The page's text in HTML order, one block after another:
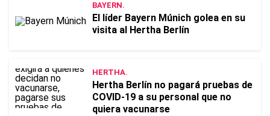
BAYERN.
El líder Bayern Múnich golea en su
visita al Hertha Berlín
HERTHA.
Hertha Berlín no pagará pruebas de
COVID-19 a su personal que no
quiera vacunarse